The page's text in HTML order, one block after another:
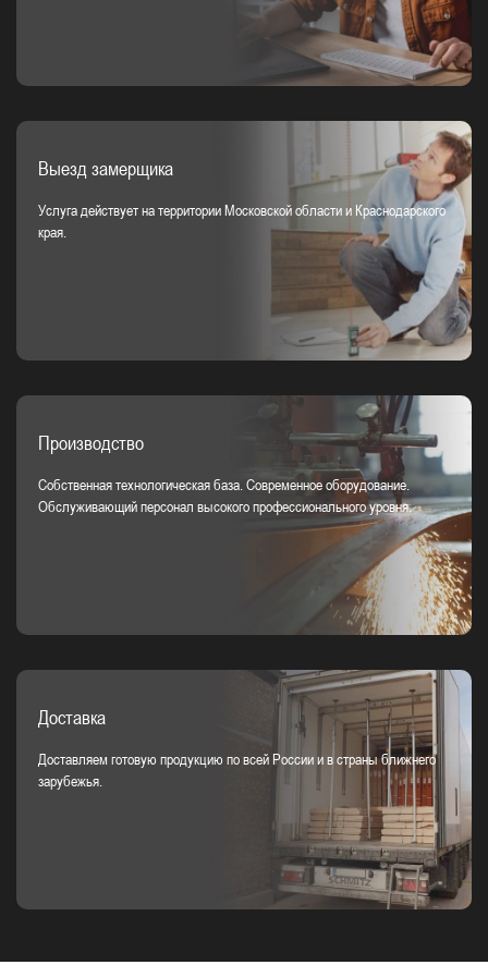
Выезд замерщика
Услуга действует на территории Московской области и Краснодарского
края.
Производство
Собственная технологическая база. Современное оборудование.
Обслуживающий персонал высокого профессионального уровня.
Доставка
Доставляем готовую продукцию по всей России и в страны ближнего
зарубежья.